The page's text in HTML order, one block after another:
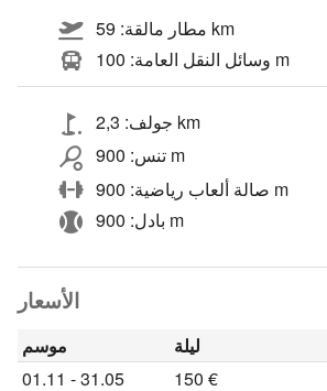
مطار مالقة: 59 km
وسائل النقل العامة: 100 m
جولف: 2,3 km
تنس: 900 m
صالة ألعاب رياضية: 900 m
بادل: 900 m
الأسعار
موسم ليلة
01.11 - 31.05
150 €